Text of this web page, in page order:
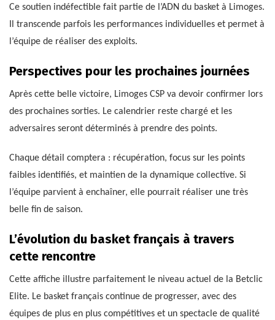
Ce soutien indéfectible fait partie de l’ADN du basket à Limoges.
Il transcende parfois les performances individuelles et permet à
l’équipe de réaliser des exploits.
Perspectives pour les prochaines journées
Après cette belle victoire, Limoges CSP va devoir confirmer lors
des prochaines sorties. Le calendrier reste chargé et les
adversaires seront déterminés à prendre des points.
Chaque détail comptera : récupération, focus sur les points
faibles identifiés, et maintien de la dynamique collective. Si
l’équipe parvient à enchaîner, elle pourrait réaliser une très
belle fin de saison.
L’évolution du basket français à travers
cette rencontre
Cette affiche illustre parfaitement le niveau actuel de la Betclic
Elite. Le basket français continue de progresser, avec des
équipes de plus en plus compétitives et un spectacle de qualité